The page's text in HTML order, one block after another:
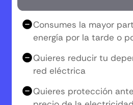
Consumes la mayor
energía por la tarde o
Quieres reducir tu
red eléctrica
Quieres protección